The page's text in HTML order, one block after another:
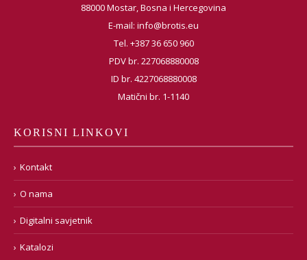
88000 Mostar, Bosna i Hercegovina
E-mail: info@brotis.eu
Tel. +387 36 650 960
PDV br. 227068880008
ID br. 4227068880008
Matični br. 1-1140
KORISNI LINKOVI
Kontakt
O nama
Digitalni savjetnik
Katalozi